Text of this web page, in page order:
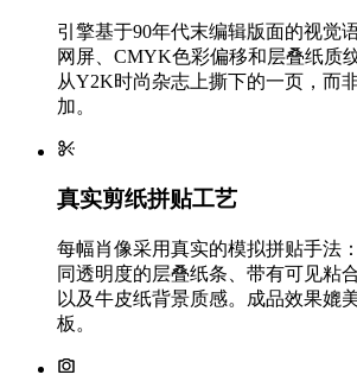
引擎基于90年代末编辑版面的视
网屏、CMYK色彩偏移和层叠纸质
从Y2K时尚杂志上撕下的一页，而
加。
真实剪纸拼贴工艺
每幅肖像采用真实的模拟拼贴手法
同透明度的层叠纸条、带有可见粘
以及牛皮纸背景质感。成品效果媲
板。